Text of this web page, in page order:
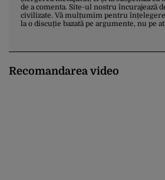
de a comenta. Site-ul nostru încurajează
civilizate. Vă mulțumim pentru
la o discuție bazată pe argumente, nu pe
Recomandarea video